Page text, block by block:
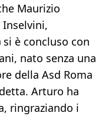
Maurizio
Inselvini,
è concluso con
nato senza una
della Asd Roma
Arturo ha
ringraziando i